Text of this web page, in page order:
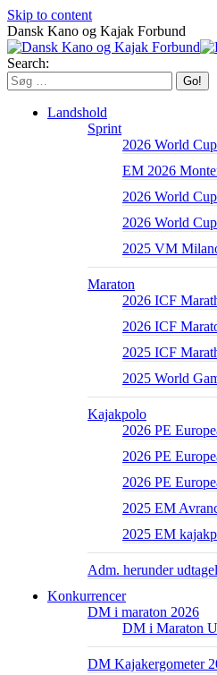
Skip to content
Dansk Kano og Kajak Forbund
Search:
Landshold
Sprint
2026 World
EM 2026
2026 World
2026 World
2025 VM
Maraton
2026 ICF
2026 ICF
2025 ICF
2025 World
Kajakpolo
2026 PE
2026 PE
2026 PE
2025 EM
2025 EM
Adm. herunder
Konkurrencer
DM i maraton 2026
DM i Maraton
DM Kajakergometer